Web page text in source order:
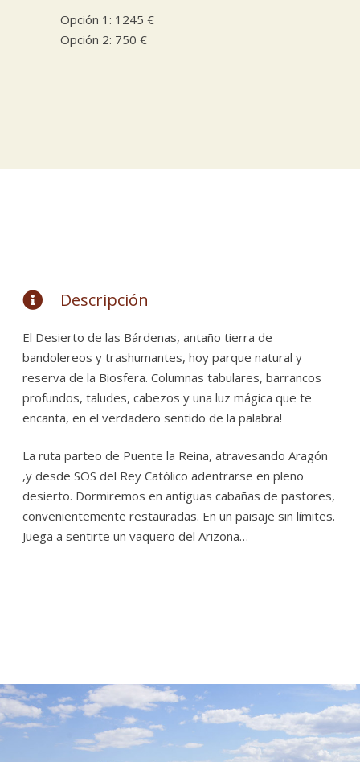
Opción 1: 1245 €
Opción 2: 750 €
Descripción
El Desierto de las Bárdenas, antaño tierra de
bandolereos y trashumantes, hoy parque natural y
reserva de la Biosfera. Columnas tabulares, barrancos
profundos, taludes, cabezos y una luz mágica que te
encanta, en el verdadero sentido de la palabra!
La ruta parteo de Puente la Reina, atravesando Aragón
,y desde SOS del Rey Católico adentrarse en pleno
desierto. Dormiremos en antiguas cabañas de pastores,
convenientemente restauradas. En un paisaje sin límites.
Juega a sentirte un vaquero del Arizona…